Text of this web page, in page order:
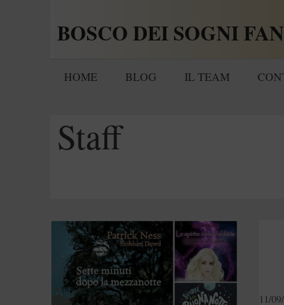
BOSCO DEI SOGNI
HOME BLOG IL TEAM
Staff
11/